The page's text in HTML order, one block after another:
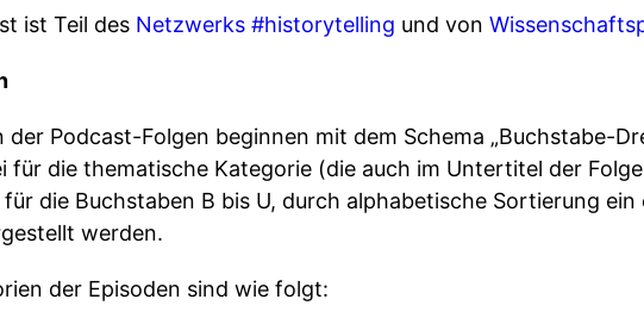
ist Teil des Netzwerks #historytelling und von
der Podcast-Folgen beginnen mit dem Schema „Buchstabe-
für die thematische Kategorie (die auch im Untertitel der
die Buchstaben B bis U, durch alphabetische Sortierung
werden.
der Episoden sind wie folgt: